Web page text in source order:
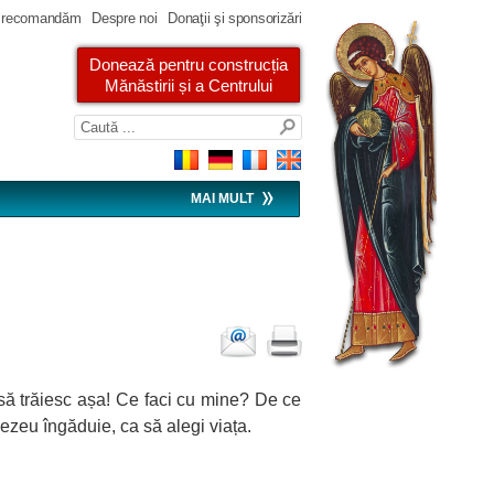
Despre noi Donaţii şi sponsorizări
Donează pentru construcția
Mănăstirii și a Centrului
MAI MULT
trăiesc așa! Ce faci cu mine? De ce
îngăduie, ca să alegi viața.